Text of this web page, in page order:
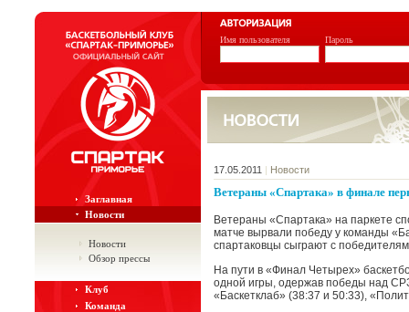
Имя пользователя Пароль
Заглавная
Новости
Новости
Обзор прессы
Клуб
Команда
17.05.2011 | Новости
Ветераны «Спартака» в финале
Ветераны «Спартака» на паркете
матче вырвали победу у команды
спартаковцы сыграют с
На пути в «Финал Четырех»
одной игры, одержав победы над
«Баскетклаб» (38:37 и 50:33),